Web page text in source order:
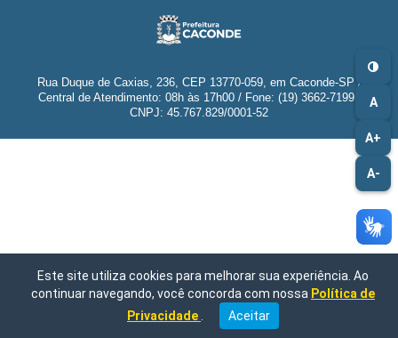
A
A+
A-
Rua Duque de Caxias, 236, CEP 13770-059, em Caconde-SP /
Central de Atendimento: 08h às 17h00 / Fone: (19) 3662-7199 |
CNPJ: 45.767.829/0001-52
Este site utiliza cookies para melhorar sua experiência. Ao
continuar navegando, você concorda com nossa Política de
Privacidade
Aceitar